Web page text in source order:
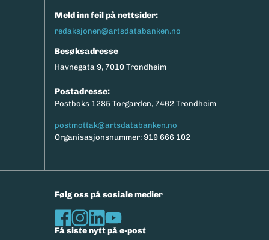
Meld inn feil på nettsider:
redaksjonen@artsdatabanken.no
Besøksadresse
Havnegata 9, 7010 Trondheim
Postadresse:
Postboks 1285 Torgarden, 7462 Trondheim
postmottak@artsdatabanken.no
Organisasjonsnummer: 919 666 102
Følg oss på sosiale medier
Få siste nytt på e-post